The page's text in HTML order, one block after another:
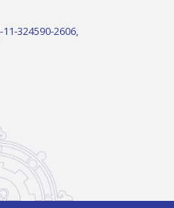
324590-2606,